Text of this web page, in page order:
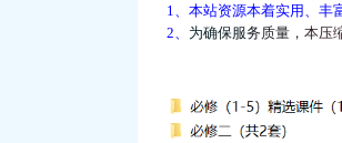
1、本站资源本着实用、丰
2、 为确保服务质量 ， 本压